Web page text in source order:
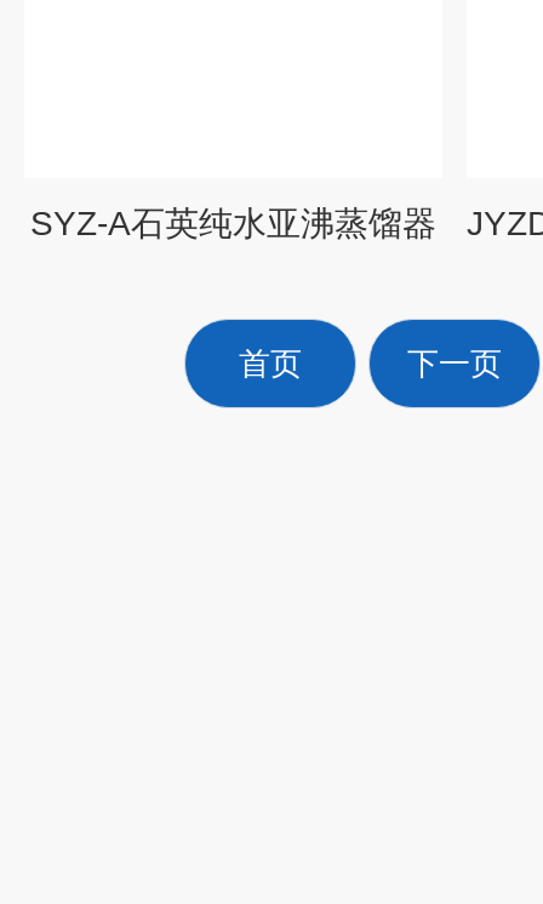
SYZ-A石英纯水亚沸蒸馏器
首页 下一页